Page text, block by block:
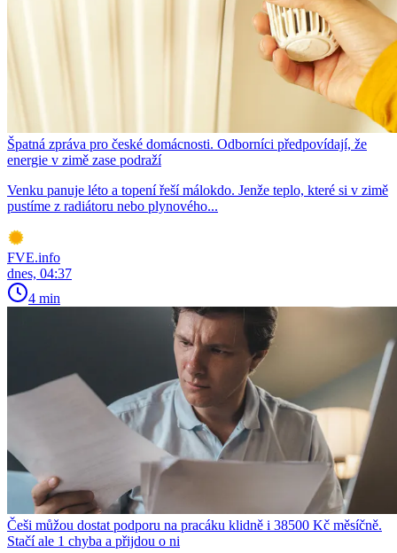
Špatná zpráva pro české domácnosti. Odborníci předpovídají, že
energie v zimě zase podraží
Venku panuje léto a topení řeší málokdo. Jenže teplo, které si v zimě
pustíme z radiátoru nebo plynového...
FVE.info
dnes, 04:37
4 min
Češi můžou dostat podporu na pracáku klidně i 38500 Kč měsíčně.
Stačí ale 1 chyba a přijdou o ni